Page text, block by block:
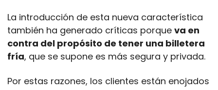
La introducción de esta nueva característica
también ha generado críticas porque va en
contra del propósito de tener una billetera
fría, que se supone es más segura y privada.
Por estas razones, los clientes están enojados